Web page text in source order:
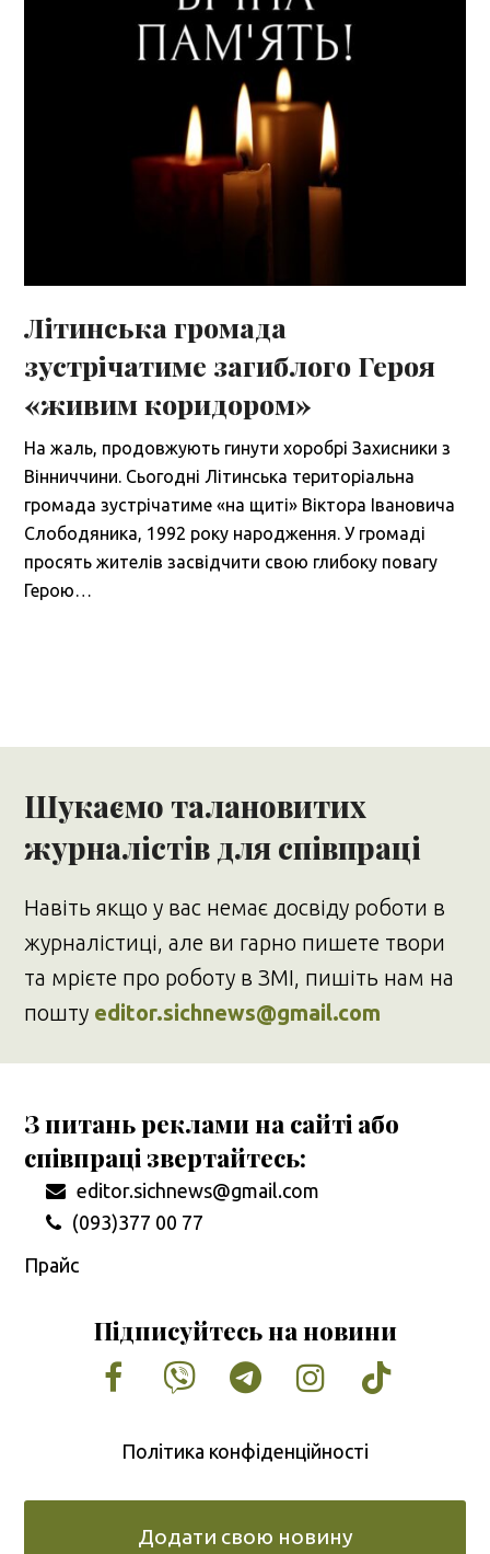
Літинська громада
зустрічатиме загиблого Героя
«живим коридором»
На жаль, продовжують гинути хоробрі Захисники з
Вінниччини. Сьогодні Літинська територіальна
громада зустрічатиме «на щиті» Віктора Івановича
Слободяника, 1992 року народження. У громаді
просять жителів засвідчити свою глибоку повагу
Герою…
Шукаємо талановитих
журналістів для співпраці
Навіть якщо у вас немає досвіду роботи в
журналістиці, але ви гарно пишете твори
та мрієте про роботу в ЗМІ, пишіть нам на
пошту editor.sichnews@gmail.com
З питань реклами на сайті або
співпраці звертайтесь:
editor.sichnews@gmail.com
(093)377 00 77
Прайс
Підписуйтесь на новини
Facebook
VimeoTumblrInstagram
Tiktok
Політика конфіденційності
Додати свою новину